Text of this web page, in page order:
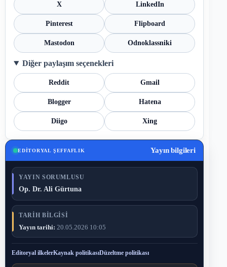
X LinkedIn
Pinterest Flipboard
Mastodon Odnoklassniki
Diğer paylaşım seçenekleri
Reddit Gmail
Blogger Hatena
Diigo Xing
EDITORYAL ŞEFFAFLIK Yayın bilgileri
YAYIN SORUMLUSU
Op. Dr. Ali Gürtuna
TARIH BILGISI
Yayın tarihi: 20.05.2026 10:05
Editoryal ilkelerKaynak politikasıDüzeltme politikası